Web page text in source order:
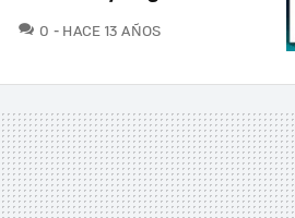
0 COMENTARIOS
HACE 13 AÑOS